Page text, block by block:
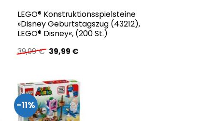
LEGO® Konstruktionsspielsteine
»Disney Geburtstagszug (43212),
LEGO® Disney«, (200 St.)
39,99€ Ursprünglicher
Preis
39,99 €Aktueller
-11%